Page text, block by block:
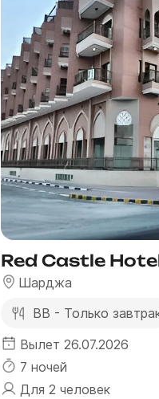
Red Castle
Шарджа
BB - Только
Вылет 26.07.2026
7 ночей
Для 2 человек